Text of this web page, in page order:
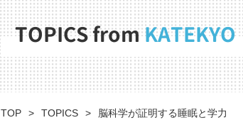
TOPICS fromKATEKYO
TOP TOPICS 脳科学が証明する睡眠と学力の